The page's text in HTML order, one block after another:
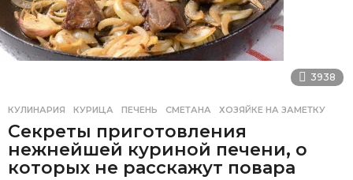
3938
КУЛИНАРИЯ КУРИЦА ,ПЕЧЕНЬ ,СМЕТАНА ,ХОЗЯЙКЕ НА ЗАМЕТКУ
Секреты приготовления
нежнейшей куриной печени, о
которых не расскажут повара